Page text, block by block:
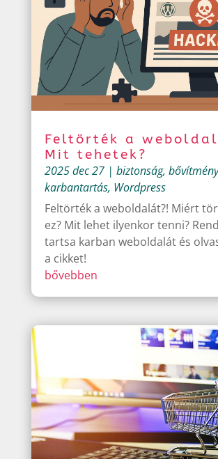
Feltörték a
Mit tehetek?
2025 dec 27| biztonság,
karbantartás, Wordpress
Feltörték a weboldalát?! Miért
ez? Mit lehet ilyenkor tenni?
tartsa karban weboldalát és
a cikket!
bővebben